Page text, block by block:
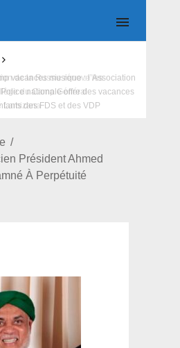
de la Russie rénove les
du Camp Général
Lamizana
Président Ahmed
À Perpétuité